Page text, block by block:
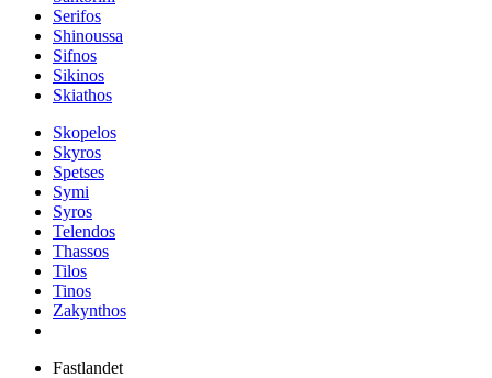
Serifos
Shinoussa
Sifnos
Sikinos
Skiathos
Skopelos
Skyros
Spetses
Symi
Syros
Telendos
Thassos
Tilos
Tinos
Zakynthos
Fastlandet